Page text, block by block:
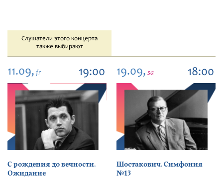
Слушатели этого концерта
также выбирают
11.09, fr 19:00
С рождения до вечности.
Ожидание
19.09, sa 18:00
Шостакович. Симфония
№13